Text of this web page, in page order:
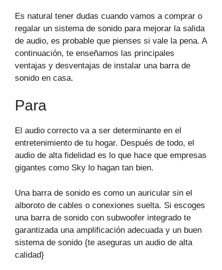
Es natural tener dudas cuando vamos a comprar o
regalar un sistema de sonido para mejorar la salida
de audio, es probable que pienses si vale la pena. A
continuación, te enseñamos las principales
ventajas y desventajas de instalar una barra de
sonido en casa.
Para
El audio correcto va a ser determinante en el
entretenimiento de tu hogar. Después de todo, el
audio de alta fidelidad es lo que hace que empresas
gigantes como Sky lo hagan tan bien.
Una barra de sonido es como un auricular sin el
alboroto de cables o conexiones suelta. Si escoges
una barra de sonido con subwoofer integrado te
garantizada una amplificación adecuada y un buen
sistema de sonido {te aseguras un audio de alta
calidad}